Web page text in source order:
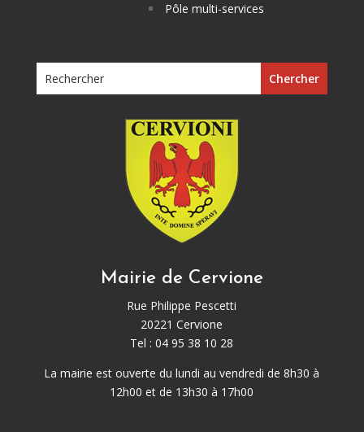
Pôle multi-services
Mairie de Cervione
Rue Philippe Pescetti
20221 Cervione
Tel : 04 95 38 10 28
La mairie est ouverte du lundi au vendredi de 8h30 à
12h00 et de 13h30 à 17h00